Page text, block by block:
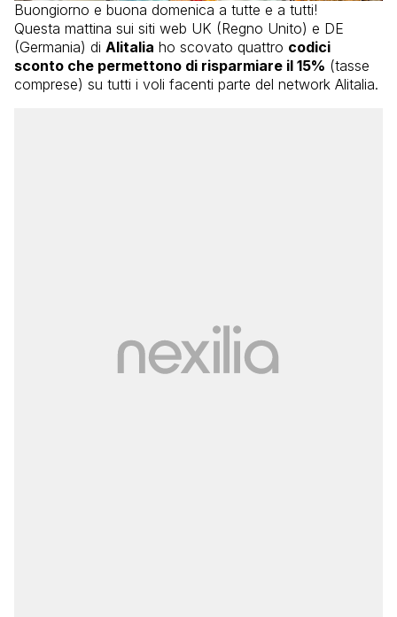
Buongiorno e buona domenica a tutte e a tutti!
Questa mattina sui siti web UK (Regno Unito) e DE
(Germania) di Alitalia ho scovato quattro codici
sconto che permettono di risparmiare il 15% (tasse
comprese) su tutti i voli facenti parte del network Alitalia.